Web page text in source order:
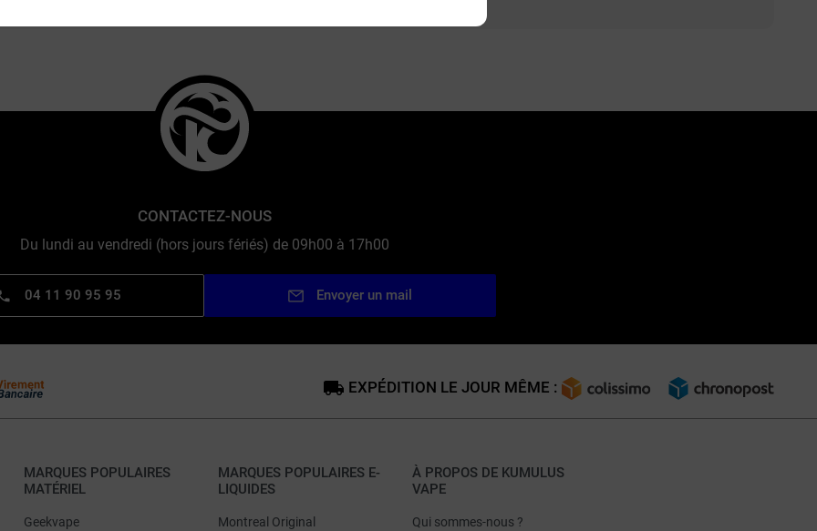
CONTACTEZ-NOUS
Du lundi au vendredi (hors jours fériés) de 09h00 à 17h00
04 11 90 95 95 Envoyer un mail
EXPÉDITION LE JOUR MÊME :
MARQUES POPULAIRES
MATÉRIEL
Geekvape
MARQUES POPULAIRES E-
LIQUIDES
Montreal Original
À PROPOS DE KUMULUS
VAPE
Qui sommes-nous ?